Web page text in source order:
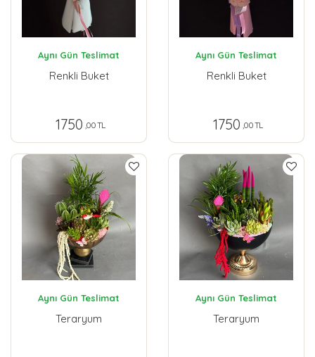
Aynı Gün Teslimat
Renkli Buket
1750 ,00 TL
Aynı Gün Teslimat
Renkli Buket
1750 ,00 TL
Aynı Gün Teslimat
Teraryum
Aynı Gün Teslimat
Teraryum